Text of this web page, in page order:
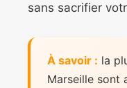
sans sacrifier
À savoir : la
Marseille sont